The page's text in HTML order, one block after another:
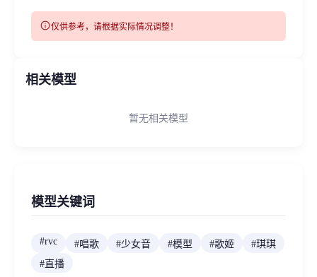
info仅供参考，请根据实际情况调整！
相关模型
暂无相关模型
模型关键词
#rvc #唱歌 #少女音 #模型 #歌姬 #琪琪
#直播